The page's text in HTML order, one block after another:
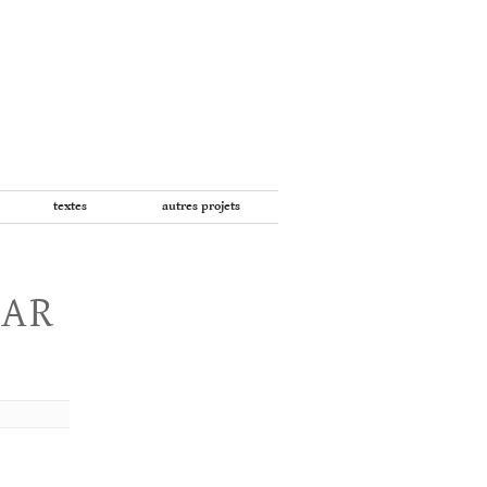
textes autres projets